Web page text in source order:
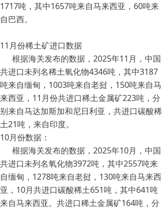
1717吨，其中1657吨来自马来西亚，60吨来
自巴西。
11月份稀土矿进口数据
根据海关发布的数据，2025年11月，中国
共进口未列名稀土氧化物4346吨，其中3187
吨来自缅甸，1003吨来自老挝，150吨来自马
来西亚，11月份共进口稀土金属矿223吨，分
别来自马达加斯加和尼日利亚，共进口碳酸稀
土21吨，来自印度。
10月份数据：
根据海关发布的数据，2025年10月，中国
共进口未列名氧化物3972吨，其中2557吨来
自缅甸，1278吨来自老挝，130吨来自马来西
亚，10月共进口碳酸稀土651吨，其中641吨
来自马来西亚。共进口稀土金属矿164吨，分